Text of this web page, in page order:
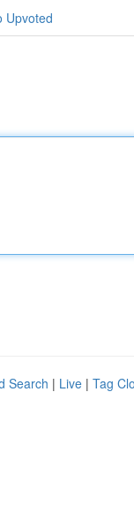
Upvoted
Search | Live | Tag